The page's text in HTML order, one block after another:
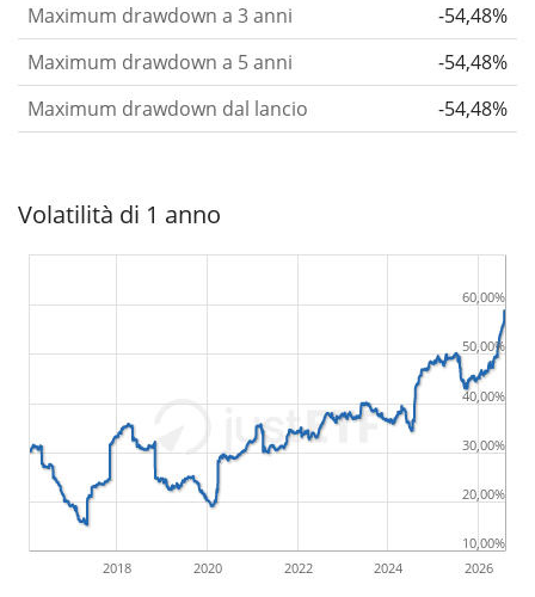
Maximum drawdown a 3 anni
-54,48%
Maximum drawdown a 5 anni
-54,48%
Maximum drawdown dal lancio
-54,48%
Volatilità di 1 anno
2018 2020 2022 2024 2026
10,00%
20,00%
30,00%
40,00%
50,00%
60,00%